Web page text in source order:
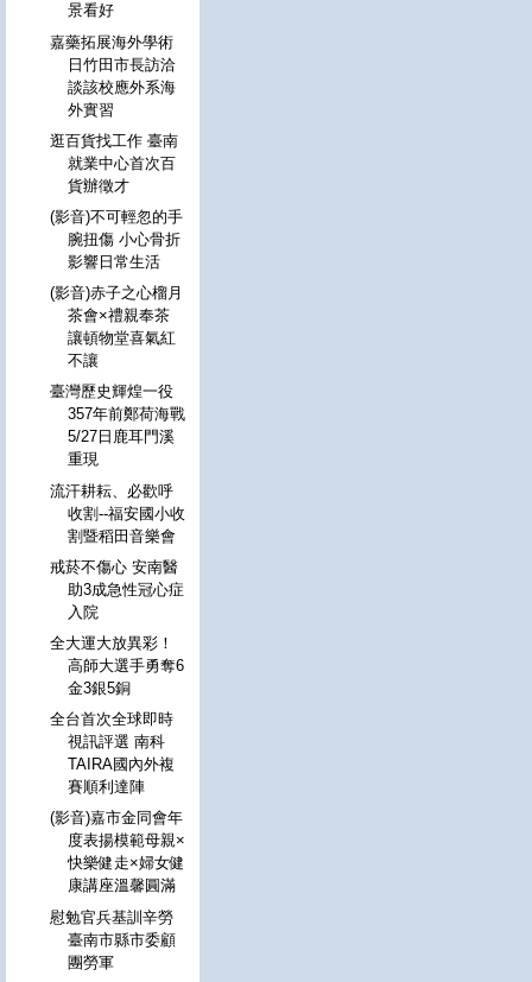
景看好
嘉藥拓展海外學術
日竹田市長訪洽
談該校應外系海
外實習
逛百貨找工作 臺南
就業中心首次百
貨辦徵才
(影音)不可輕忽的手
腕扭傷 小心骨折
影響日常生活
(影音)赤子之心榴月
茶會×禮親奉茶
讓頓物堂喜氣紅
不讓
臺灣歷史輝煌一役
357年前鄭荷海戰
5/27日鹿耳門溪
重現
流汗耕耘、必歡呼
收割--福安國小收
割暨稻田音樂會
戒菸不傷心 安南醫
助3成急性冠心症
入院
全大運大放異彩！
高師大選手勇奪6
金3銀5銅
全台首次全球即時
視訊評選 南科
TAIRA國內外複
賽順利達陣
(影音)嘉市金同會年
度表揚模範母親×
快樂健走×婦女健
康講座溫馨圓滿
慰勉官兵基訓辛勞
臺南市縣市委顧
團勞軍